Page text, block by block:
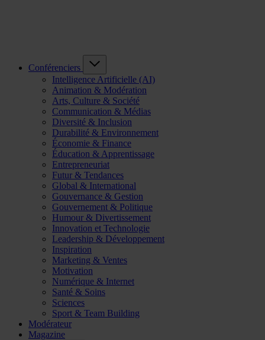
Conférenciers
Intelligence Artificielle (AI)
Animation & Modération
Arts, Culture & Société
Communication & Médias
Diversité & Inclusion
Durabilité & Environnement
Économie & Finance
Éducation & Apprentissage
Entrepreneuriat
Futur & Tendances
Global & International
Gouvernance & Gestion
Gouvernement & Politique
Humour & Divertissement
Innovation et Technologie
Leadership & Développement
Inspiration
Marketing & Ventes
Motivation
Numérique & Internet
Santé & Soins
Sciences
Sport & Team Building
Modérateur
Magazine